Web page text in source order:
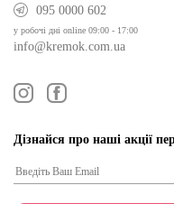
095 0000 602
у робочі дні online 09:00 - 17:00
info@kremok.com.ua
Дізнайся про наші акції